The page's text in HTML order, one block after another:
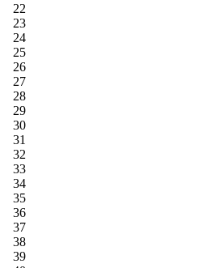
22
23
24
25
26
27
28
29
30
31
32
33
34
35
36
37
38
39